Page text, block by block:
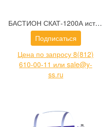
БАСТИОН СКАТ-1200А источник бесперебойного питания
Подписаться
Цена по запросу 8(812)
610-00-11 или sale@y-
ss.ru